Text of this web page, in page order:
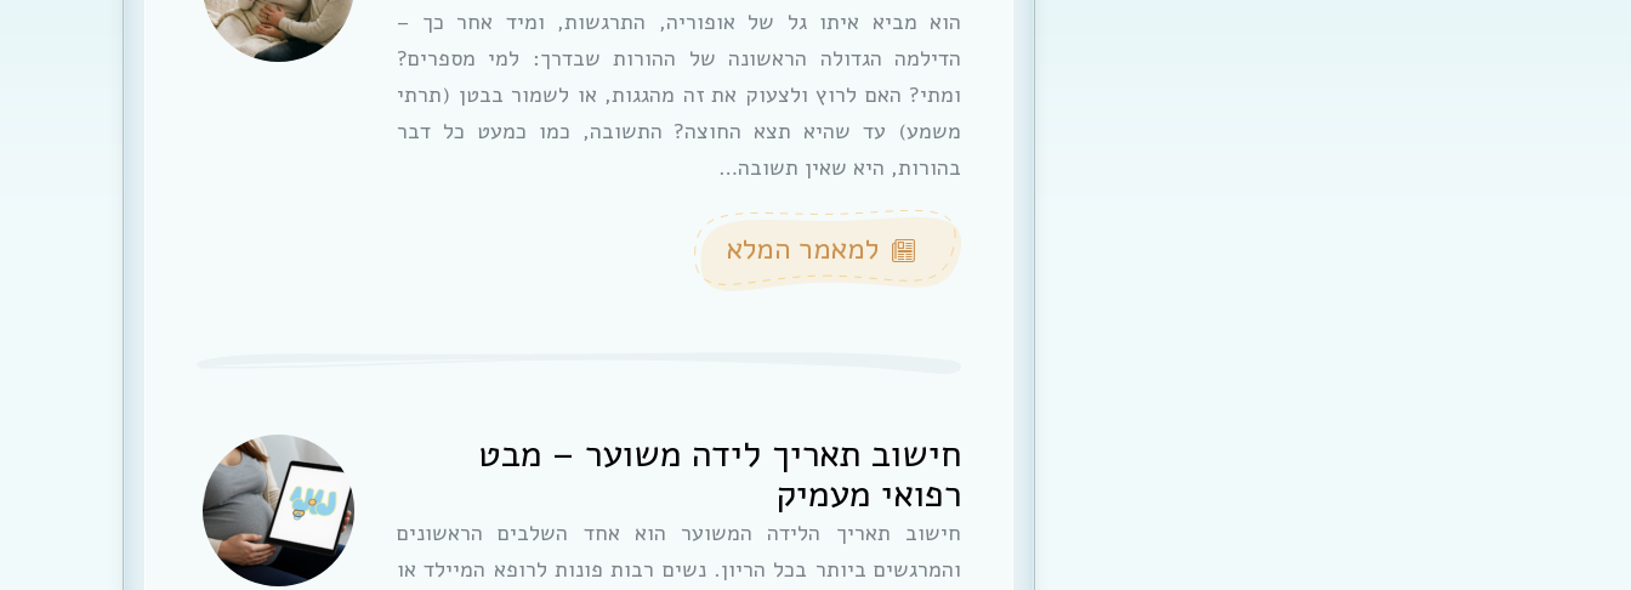
הוא מביא איתו גל של אופוריה, התרגשות, ומיד אחר כך –
הדילמה הגדולה הראשונה של ההורות שבדרך: למי מספרים?
ומתי? האם לרוץ ולצעוק את זה מהגגות, או לשמור בבטן (תרתי
משמע) עד שהיא תצא החוצה? התשובה, כמו כמעט כל דבר
בהורות, היא שאין תשובה…
למאמר המלא
חישוב תאריך לידה משוער – מבט
רפואי מעמיק
חישוב תאריך הלידה המשוער הוא אחד השלבים הראשונים
והמרגשים ביותר בכל הריון. נשים רבות פונות לרופא המיילד או